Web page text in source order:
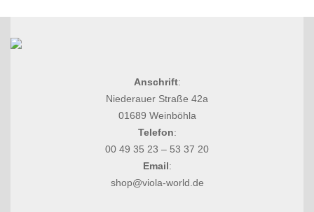
Anschrift:
Niederauer Straße 42a
01689 Weinböhla
Telefon:
00 49 35 23 – 53 37 20
Email:
shop@viola-world.de